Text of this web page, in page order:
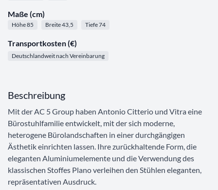
Maße (cm)
Höhe 85 Breite 43,5 Tiefe 74
Transportkosten (€)
Deutschlandweit nach Vereinbarung
Beschreibung
Mit der AC 5 Group haben Antonio Citterio und Vitra eine
Bürostuhlfamilie entwickelt, mit der sich moderne,
heterogene Bürolandschaften in einer durchgängigen
Ästhetik einrichten lassen. Ihre zurückhaltende Form, die
eleganten Aluminiumelemente und die Verwendung des
klassischen Stoffes Plano verleihen den Stühlen eleganten,
repräsentativen Ausdruck.